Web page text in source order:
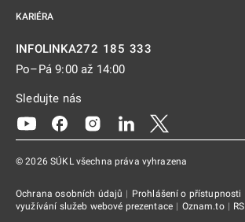
KARIÉRA
INFOLINKA272 185 333
Po–Pá 9:00 až 14:00
Sledujte nás
Odkaz se otevře na nové kartě
Odkaz se otevře na nové kartě
Odkaz se otevře na
Odkaz se otevře
© 2026 SÚKL všechna práva vyhrazena
Ochrana osobních údajů | Prohlášení o přístupnosti
využívání služeb webové prezentace | Oznam.to |